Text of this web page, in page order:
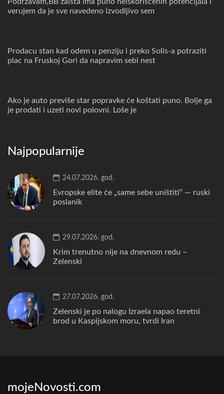
verujem da je sve navedeno izvodljivo sem
Prodacu stan kad odem u penziju i preko Solis-a potraziti
plac na Fruskoj Gori da napravim sebi nest
Ako je auto previše star popravke će koštati puno. Bolje ga
je prodati i uzeti novi polovni. Loše je
Najpopularnije
24.07.2026. god.
Evropske elite će „same sebe uništiti“ — ruski
poslanik
29.07.2026. god.
Krim trenutno nije na dnevnom redu –
Zelenski
27.07.2026. god.
Zelenski je po nalogu Izraela napao teretni
brod u Kaspijskom moru, tvrdi Iran
mojeNovosti.com